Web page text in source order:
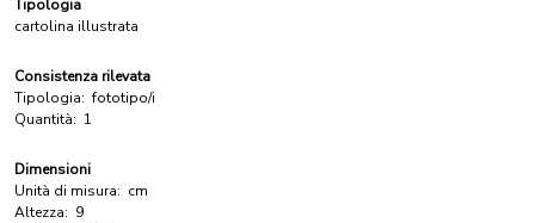
Tipologia
cartolina illustrata
Consistenza rilevata
Tipologia: fototipo/i
Quantità: 1
Dimensioni
Unità di misura: cm
Altezza: 9